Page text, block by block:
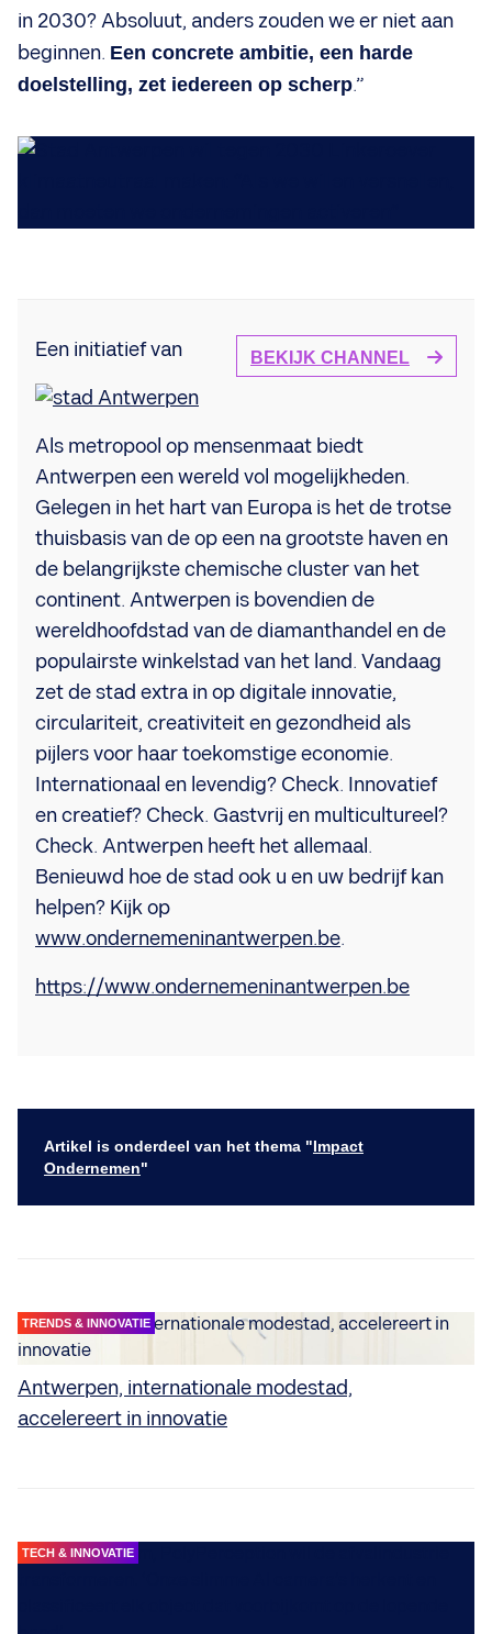
in 2030? Absoluut, anders zouden we er niet aan
beginnen. Een concrete ambitie, een harde
doelstelling, zet iedereen op scherp.”
BEKIJK CHANNEL
Een initiatief van
Als metropool op mensenmaat biedt
Antwerpen een wereld vol mogelijkheden.
Gelegen in het hart van Europa is het de trotse
thuisbasis van de op een na grootste haven en
de belangrijkste chemische cluster van het
continent. Antwerpen is bovendien de
wereldhoofdstad van de diamanthandel en de
populairste winkelstad van het land. Vandaag
zet de stad extra in op digitale innovatie,
circulariteit, creativiteit en gezondheid als
pijlers voor haar toekomstige economie.
Internationaal en levendig? Check. Innovatief
en creatief? Check. Gastvrij en multicultureel?
Check. Antwerpen heeft het allemaal.
Benieuwd hoe de stad ook u en uw bedrijf kan
helpen? Kijk op
www.ondernemeninantwerpen.be.
https://www.ondernemeninantwerpen.be
Artikel is onderdeel van het thema "Impact
Ondernemen"
TRENDS & INNOVATIE
Antwerpen, internationale modestad,
accelereert in innovatie
TECH & INNOVATIE